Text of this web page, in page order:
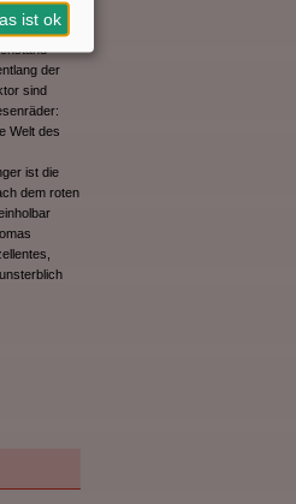
ein
der
der
sind
Welt des
ist die
dem roten
ist ok